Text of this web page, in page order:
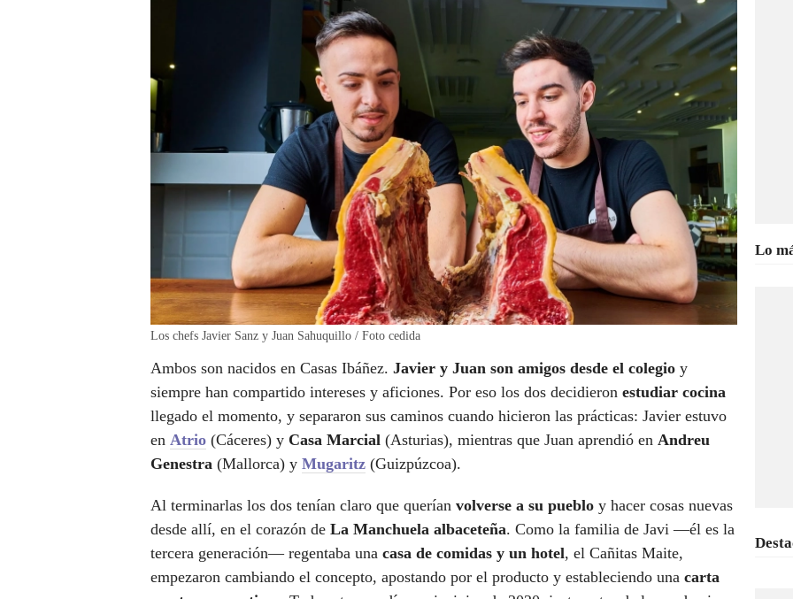
Los chefs Javier Sanz y Juan Sahuquillo / Foto cedida
Ambos son nacidos en Casas Ibáñez. Javier y Juan son amigos desde el colegio y
siempre han compartido intereses y aficiones. Por eso los dos decidieron estudiar cocina
llegado el momento, y separaron sus caminos cuando hicieron las prácticas: Javier estuvo
en Atrio (Cáceres) y Casa Marcial (Asturias), mientras que Juan aprendió en Andreu
Genestra (Mallorca) y Mugaritz (Guizpúzcoa).
Al terminarlas los dos tenían claro que querían volverse a su pueblo y hacer cosas nuevas
desde allí, en el corazón de La Manchuela albaceteña. Como la familia de Javi —él es la
tercera generación— regentaba una casa de comidas y un hotel, el Cañitas Maite,
empezaron cambiando el concepto, apostando por el producto y estableciendo una carta
Lo